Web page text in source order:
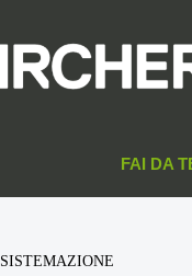
SISTEMAZIONE